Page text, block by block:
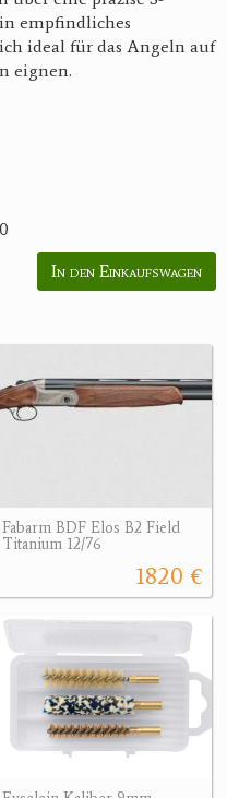
empfindliches
ideal für das Angeln auf
eignen.
In den Einkaufswagen
Fabarm BDF Elos B2 Field
Titanium 12/76
1820 €